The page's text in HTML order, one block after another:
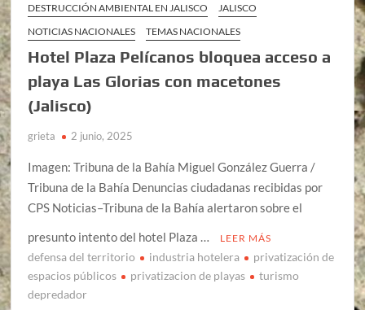
DESTRUCCIÓN AMBIENTAL EN JALISCO
JALISCO
NOTICIAS NACIONALES
TEMAS NACIONALES
Hotel Plaza Pelícanos bloquea acceso a
playa Las Glorias con macetones
(Jalisco)
grieta 2 junio, 2025
Imagen: Tribuna de la Bahía Miguel González Guerra /
Tribuna de la Bahía Denuncias ciudadanas recibidas por
CPS Noticias–Tribuna de la Bahía alertaron sobre el
presunto intento del hotel Plaza …
LEER MÁS
defensa del territorio industria hotelera
privatización de
espacios públicos
privatizacion de playas
turismo
depredador